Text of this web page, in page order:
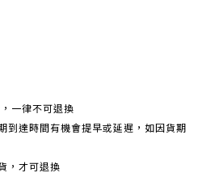
一律不可退換
到達時間有機會提早或延遲，如因貨期
，才可退換